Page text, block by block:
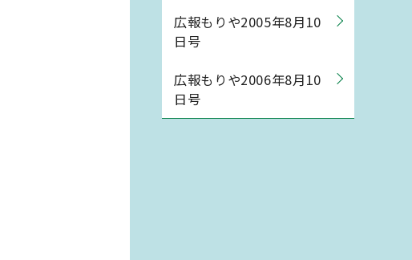
広報もりや2005年8月10
日号
広報もりや2006年8月10
日号